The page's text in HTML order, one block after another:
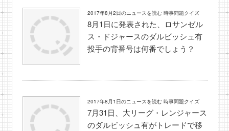
2017年8月2日のニュースを読む 時事問題クイズ
8月1日に発表された、ロサンゼル
ス・ドジャースのダルビッシュ有
投手の背番号は何番でしょう？
2017年8月1日のニュースを読む 時事問題クイズ
7月31日、大リーグ・レンジャース
のダルビッシュ有がトレードで移